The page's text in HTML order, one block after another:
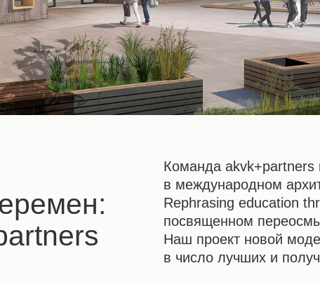
Команда akvk+partners
в международном
Rephrasing education
посвященном
Наш проект новой
в число лучших и